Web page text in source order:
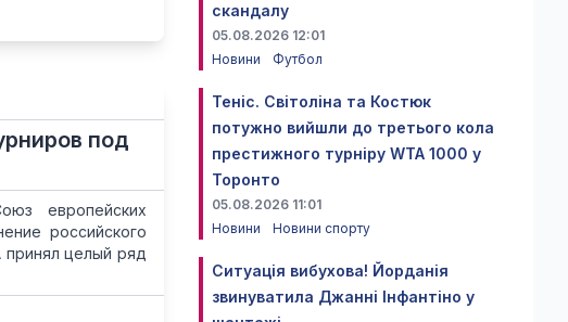
под
европейских
российского
целый ряд
скандалу
05.08.2026 12:01
Новини
Футбол
Теніс. Світоліна та Костюк
потужно вийшли до третього кола
престижного турніру WTA 1000 у
Торонто
05.08.2026 11:01
Новини
Новини спорту
Ситуація вибухова! Йорданія
звинуватила Джанні Інфантіно у